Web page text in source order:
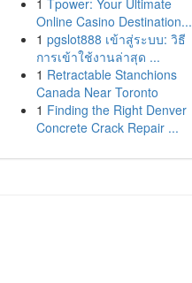
1 Tpower: Your Ultimate
Online Casino Destination...
1 pgslot888 เข้าสู่ระบบ: วิธี
การเข้าใช้งานล่าสุด ...
1 Retractable Stanchions
Canada Near Toronto
1 Finding the Right Denver
Concrete Crack Repair ...